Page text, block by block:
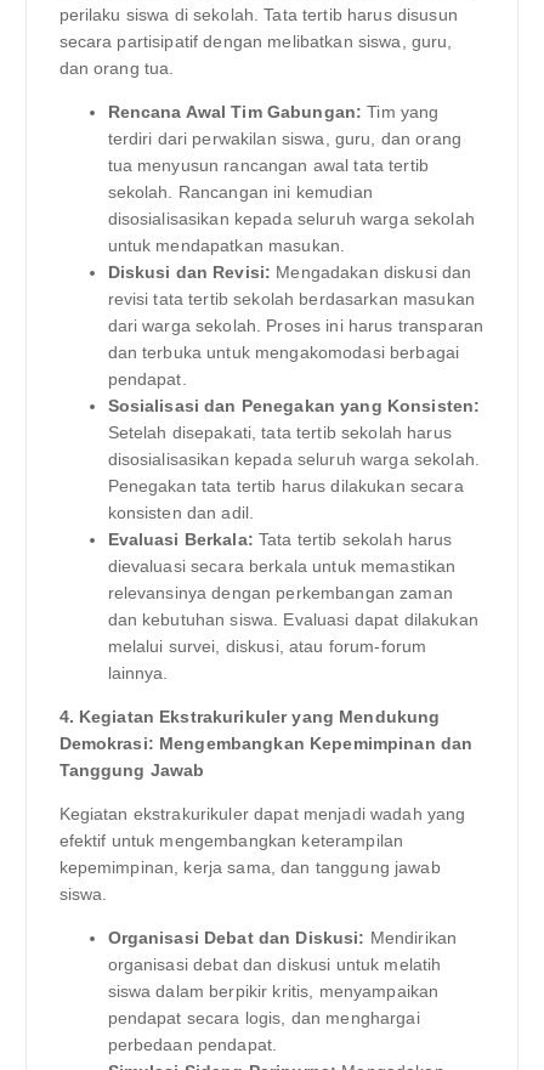
perilaku siswa di sekolah. Tata tertib harus disusun
secara partisipatif dengan melibatkan siswa, guru,
dan orang tua.
Rencana Awal Tim Gabungan: Tim yang
terdiri dari perwakilan siswa, guru, dan orang
tua menyusun rancangan awal tata tertib
sekolah. Rancangan ini kemudian
disosialisasikan kepada seluruh warga sekolah
untuk mendapatkan masukan.
Diskusi dan Revisi: Mengadakan diskusi dan
revisi tata tertib sekolah berdasarkan masukan
dari warga sekolah. Proses ini harus transparan
dan terbuka untuk mengakomodasi berbagai
pendapat.
Sosialisasi dan Penegakan yang Konsisten:
Setelah disepakati, tata tertib sekolah harus
disosialisasikan kepada seluruh warga sekolah.
Penegakan tata tertib harus dilakukan secara
konsisten dan adil.
Evaluasi Berkala: Tata tertib sekolah harus
dievaluasi secara berkala untuk memastikan
relevansinya dengan perkembangan zaman
dan kebutuhan siswa. Evaluasi dapat dilakukan
melalui survei, diskusi, atau forum-forum
lainnya.
4. Kegiatan Ekstrakurikuler yang Mendukung
Demokrasi: Mengembangkan Kepemimpinan dan
Tanggung Jawab
Kegiatan ekstrakurikuler dapat menjadi wadah yang
efektif untuk mengembangkan keterampilan
kepemimpinan, kerja sama, dan tanggung jawab
siswa.
Organisasi Debat dan Diskusi: Mendirikan
organisasi debat dan diskusi untuk melatih
siswa dalam berpikir kritis, menyampaikan
pendapat secara logis, dan menghargai
perbedaan pendapat.